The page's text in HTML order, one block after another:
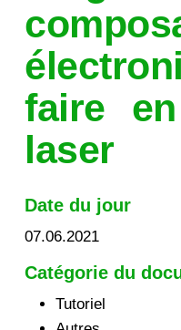
faire
laser
Date du jour
07.06.2021
Catégorie du
Tutoriel